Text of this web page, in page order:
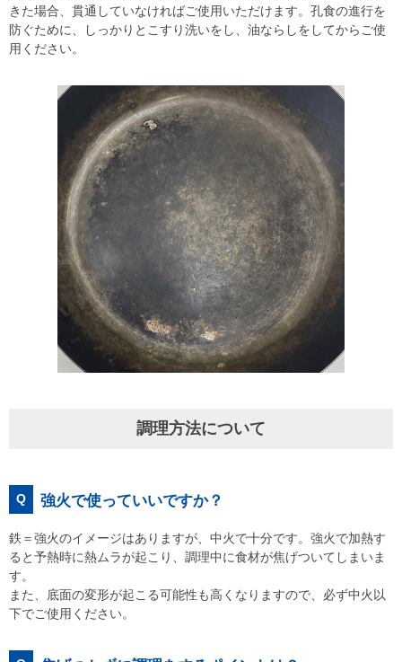
きた場合、貫通していなければご使用いただけます。孔食の進行を
防ぐために、しっかりとこすり洗いをし、油ならしをしてからご使
用ください。
調理方法について
Q 強火で使っていいですか？
鉄＝強火のイメージはありますが、中火で十分です。強火で加熱す
ると予熱時に熱ムラが起こり、調理中に食材が焦げついてしまいま
す。
また、底面の変形が起こる可能性も高くなりますので、必ず中火以
下でご使用ください。